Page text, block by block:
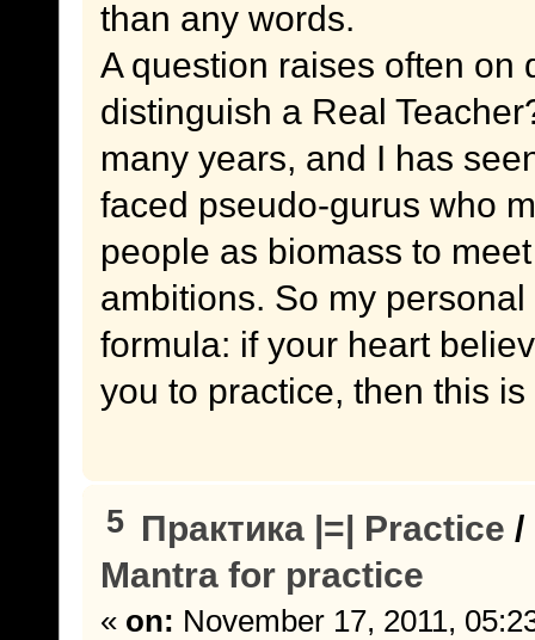
than any words.
A question raises often on
distinguish a Real
many years, and I has
faced pseudo-gurus who
people as biomass to
ambitions. So my
formula: if your heart
you to practice, then this
5 Практика |=| Practice /
Mantra for practice
« on: November 17, 2011,